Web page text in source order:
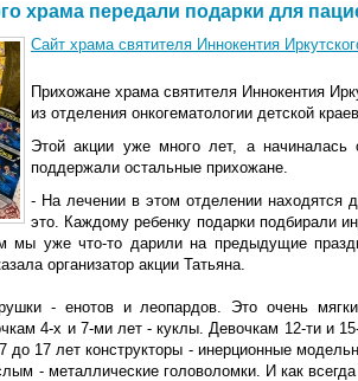
храма передали подарки для
Сайт храма святителя Иннокентия
Прихожане храма святителя Иннокентия
из отделения онкогематологии детской
Этой акции уже много лет, а начиналась
поддержали остальные прихожане.
- На лечении в этом отделении находятся
это. Каждому ребенку подарки подбирали
уже что-то дарили на предыдущие
организатор акции Татьяна.
- енотов и леопардов. Это очень
4-х и 7-ми лет - куклы. Девочкам 12-ти и
до 17 лет конструкторы - инерционные
- металлические головоломки. И как